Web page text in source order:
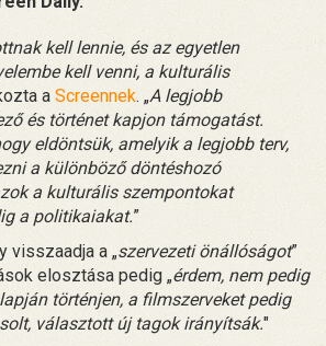
kell lennie, és az egyetlen
kell venni, a kulturális
a Screennek. „A legjobb
és történet kapjon támogatást.
eldöntsük, amelyik a legjobb terv,
a különböző döntéshozó
a kulturális szempontokat
a politikaiakat.”
visszaadja a „szervezeti önállóságot”
elosztása pedig „érdem, nem pedig
történjen, a filmszerveket pedig
választott új tagok irányítsák."